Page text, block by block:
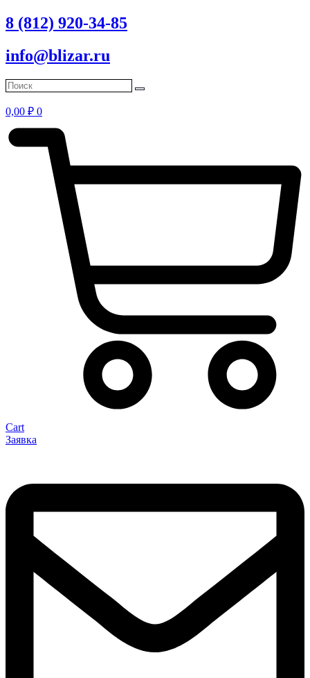
8 (812) 920-34-85
info@blizar.ru
0,00 ₽ 0
Cart
Заявка